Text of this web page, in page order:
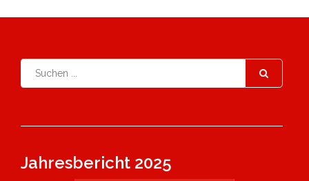
Jahresbericht 2025